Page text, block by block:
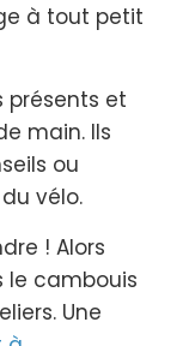
à tout petit
présents et
main. Ils
ou
vélo.
! Alors
le cambouis
Une